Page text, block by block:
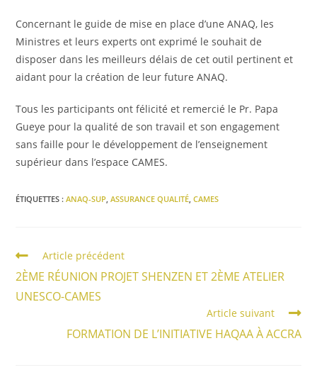
Concernant le guide de mise en place d’une ANAQ, les
Ministres et leurs experts ont exprimé le souhait de
disposer dans les meilleurs délais de cet outil pertinent et
aidant pour la création de leur future ANAQ.
Tous les participants ont félicité et remercié le Pr. Papa
Gueye pour la qualité de son travail et son engagement
sans faille pour le développement de l’enseignement
supérieur dans l’espace CAMES.
ÉTIQUETTES :ANAQ-SUP ASSURANCE QUALITÉ CAMES
Article précédent
2ÈME RÉUNION PROJET SHENZEN ET 2ÈME ATELIER
UNESCO-CAMES
Article suivant
FORMATION DE L’INITIATIVE HAQAA À ACCRA